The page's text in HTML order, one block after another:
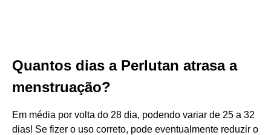
Quantos dias a Perlutan atrasa a
menstruação?
Em média por volta do 28 dia, podendo variar de 25 a 32
dias! Se fizer o uso correto, pode eventualmente reduzir o